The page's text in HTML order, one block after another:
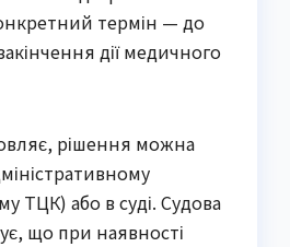
термін — до
дії медичного
рішення можна
ТЦК) або в суді. Судова
що при наявності